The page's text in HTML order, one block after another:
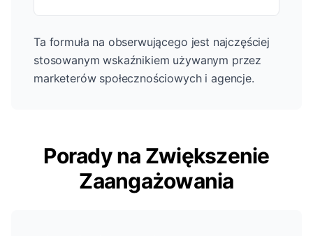
Ta formuła na obserwującego jest najczęściej
stosowanym wskaźnikiem używanym przez
marketerów społecznościowych i agencje.
Porady na Zwiększenie
Zaangażowania